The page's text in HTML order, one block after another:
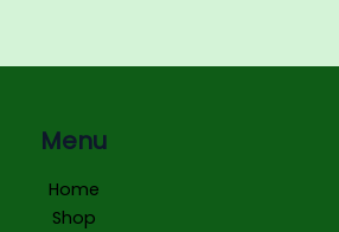
Menu
Home
Shop